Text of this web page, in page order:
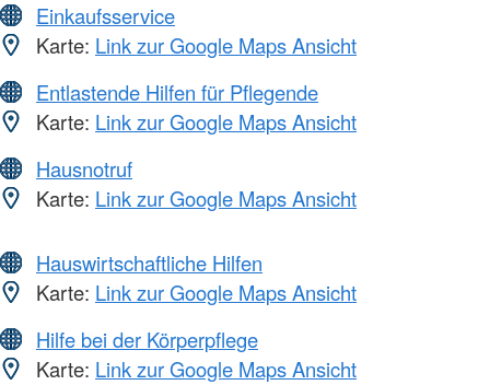
Einkaufsservice
Karte: Link zur Google Maps Ansicht
Entlastende Hilfen für Pflegende
Karte: Link zur Google Maps Ansicht
Hausnotruf
Karte: Link zur Google Maps Ansicht
Hauswirtschaftliche Hilfen
Karte: Link zur Google Maps Ansicht
Hilfe bei der Körperpflege
Karte: Link zur Google Maps Ansicht